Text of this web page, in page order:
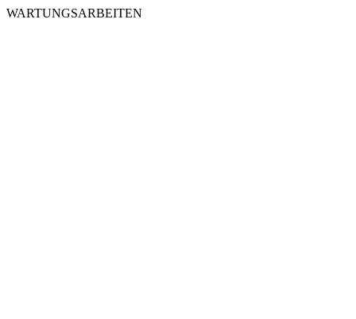
WARTUNGSARBEITEN